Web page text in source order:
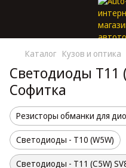
Каталог Кузов и оптика
Светодиоды T11
Софитка
Резисторы обманки для
Светодиоды - T10 (W5W)
Светодиоды - T11 (С5W)